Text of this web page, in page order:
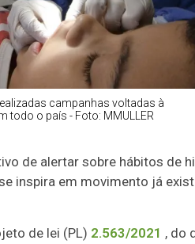
campanhas voltadas à
todo o país - Foto: MMULLER
de alertar sobre hábitos de
inspira em movimento já
de lei (PL) 2.563/2021 , do